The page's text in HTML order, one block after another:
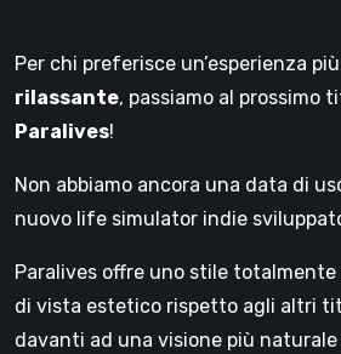
Per chi preferisce un’esperienza più
rilassante, passiamo al prossimo
Paralives!
Non abbiamo ancora una data di
nuovo life simulator indie
Paralives offre uno stile
di vista estetico rispetto agli altri
davanti ad una visione più